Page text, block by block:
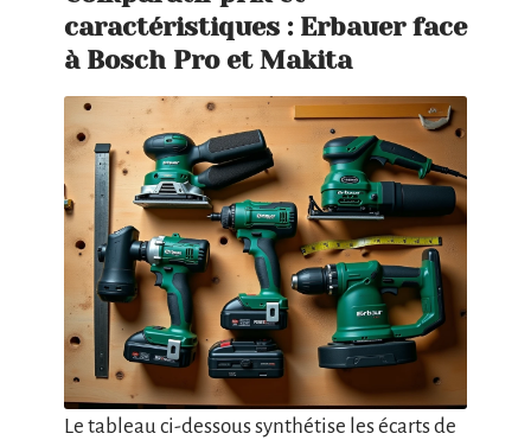
caractéristiques : Erbauer face
à Bosch Pro et Makita
Le tableau ci-dessous synthétise les écarts de